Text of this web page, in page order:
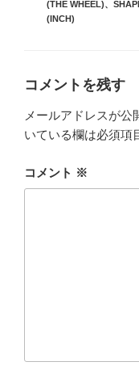
ゴ
リ
(THE WHEEL)、
(INCH)
コメントを残す
メールアドレスが公
いている欄は必須項
コメント ※